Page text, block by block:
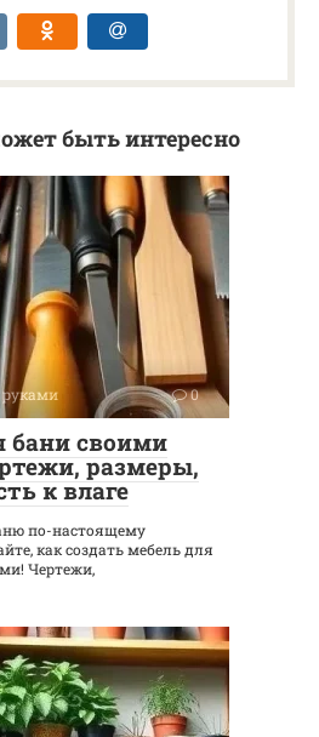
быть интересно
0
бани своими
размеры,
к влаге
по-настоящему
как создать мебель для
Чертежи,